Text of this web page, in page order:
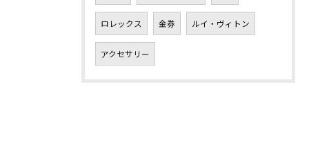
ロレックス 金券 ルイ・ヴィトン
アクセサリー